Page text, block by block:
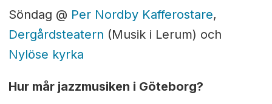
Söndag @ Per Nordby Kafferostare,
Dergårdsteatern (Musik i Lerum) och
Nylöse kyrka
Hur mår jazzmusiken i Göteborg?